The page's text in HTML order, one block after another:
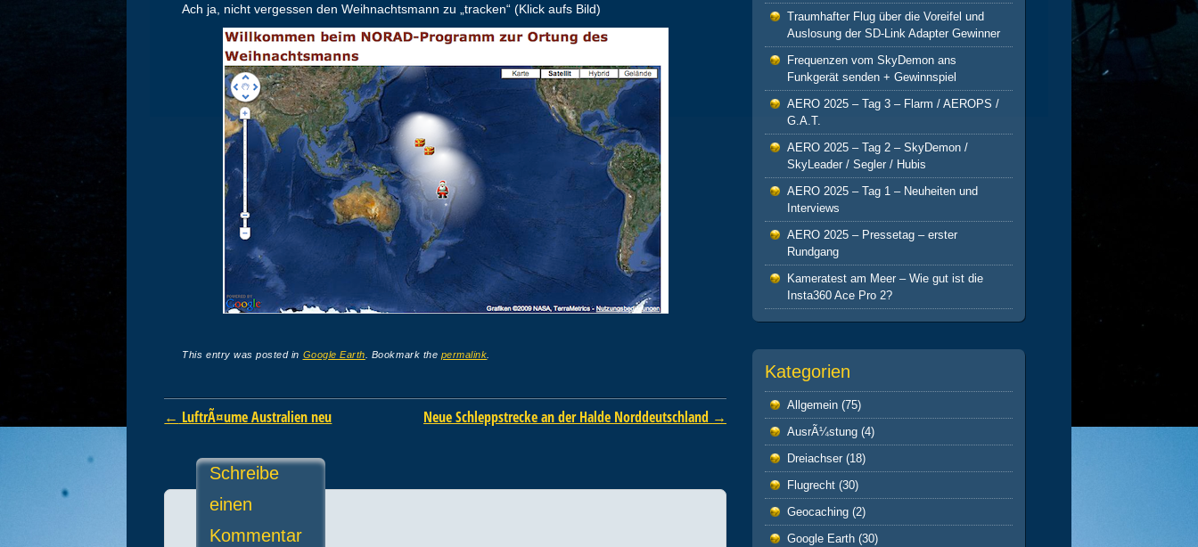
Ach ja, nicht vergessen den Weihnachtsmann zu „tracken“ (Klick aufs Bild)
This entry was posted in Google Earth . Bookmark the permalink
Post navigation
← LuftrÃ¤ume Australien neu Neue Schleppstrecke an der Halde Norddeutschland →
Schreibe
einen
Kommentar
Traumhafter Flug über die Voreifel und
Auslosung der SD-Link Adapter Gewinner
Frequenzen vom SkyDemon ans
Funkgerät senden + Gewinnspiel
AERO 2025 – Tag 3 – Flarm / AEROPS /
G.A.T.
AERO 2025 – Tag 2 – SkyDemon /
SkyLeader / Segler / Hubis
AERO 2025 – Tag 1 – Neuheiten und
Interviews
AERO 2025 – Pressetag – erster
Rundgang
Kameratest am Meer – Wie gut ist die
Insta360 Ace Pro 2?
Kategorien
Allgemein (75)
AusrÃ¼stung (4)
Dreiachser (18)
Flugrecht (30)
Geocaching (2)
Google Earth (30)